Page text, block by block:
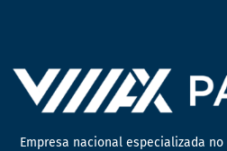
Empresa nacional especializada